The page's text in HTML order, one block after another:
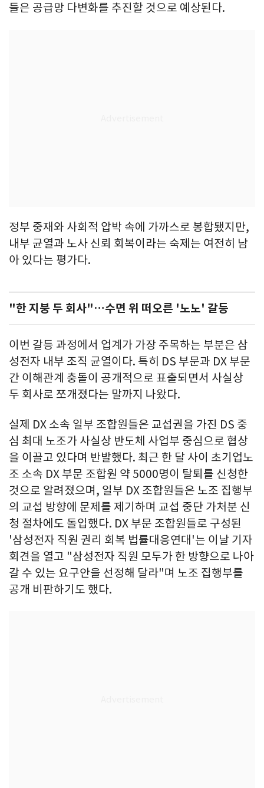
들은 공급망 다변화를 추진할 것으로 예상된다.
정부 중재와 사회적 압박 속에 가까스로 봉합됐지만,
내부 균열과 노사 신뢰 회복이라는 숙제는 여전히 남
아 있다는 평가다.
"한 지붕 두 회사"…수면 위 떠오른 '노노' 갈등
이번 갈등 과정에서 업계가 가장 주목하는 부분은 삼
성전자 내부 조직 균열이다. 특히 DS 부문과 DX 부문
간 이해관계 충돌이 공개적으로 표출되면서 사실상
두 회사로 쪼개졌다는 말까지 나왔다.
실제 DX 소속 일부 조합원들은 교섭권을 가진 DS 중
심 최대 노조가 사실상 반도체 사업부 중심으로 협상
을 이끌고 있다며 반발했다. 최근 한 달 사이 초기업노
조 소속 DX 부문 조합원 약 5000명이 탈퇴를 신청한
것으로 알려졌으며, 일부 DX 조합원들은 노조 집행부
의 교섭 방향에 문제를 제기하며 교섭 중단 가처분 신
청 절차에도 돌입했다. DX 부문 조합원들로 구성된
'삼성전자 직원 권리 회복 법률대응연대'는 이날 기자
회견을 열고 "삼성전자 직원 모두가 한 방향으로 나아
갈 수 있는 요구안을 선정해 달라"며 노조 집행부를
공개 비판하기도 했다.